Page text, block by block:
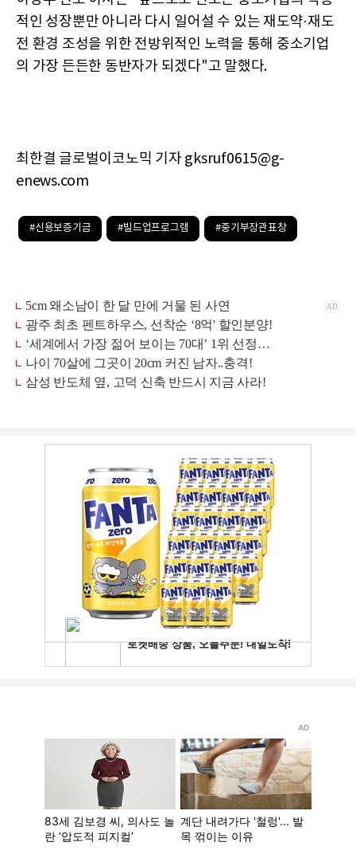
적인 성장뿐만 아니라 다시 일어설 수 있는 재도약·재도
전 환경 조성을 위한 전방위적인 노력을 통해 중소기업
의 가장 든든한 동반자가 되겠다"고 말했다.
최한결 글로벌이코노믹 기자 gksruf0615@g-
enews.com
#신용보증기금 #빌드업프로그램 #중기부장관표창